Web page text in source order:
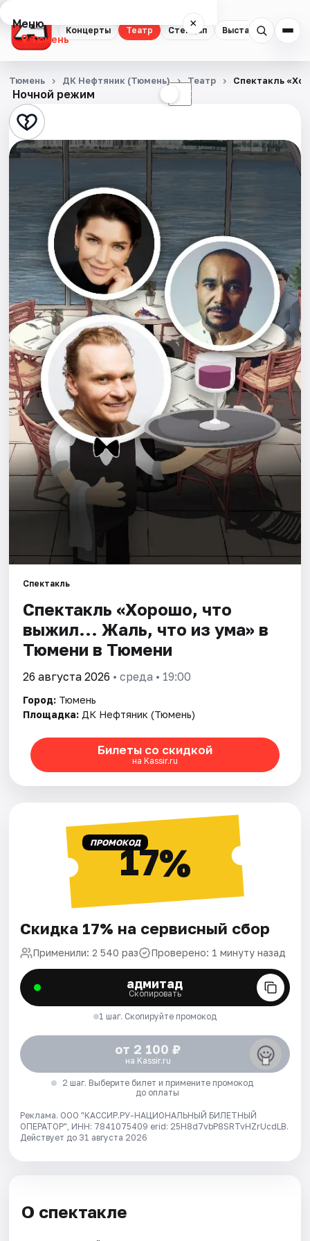
Концерты Театр Стендап Выставки
Меню ×
Тюмень
Концерты
Театр
Стендап
Квесты
Экскурсии
Спорт
События
Города
Площадки
Артисты
Рейтинги
Ночной режим ☾
Тюмень ДК Нефтяник (Тюмень) Театр Спектакль
Спектакль
Спектакль «Хорошо, что
выжил... Жаль, что из ума» в
Тюмени в Тюмени
26 августа 2026 • среда • 19:00
Город: Тюмень
Площадка: ДК Нефтяник (Тюмень)
Билеты со скидкой
на Kassir.ru
ПРОМОКОД17%
Скидка 17% на сервисный сбор
Применили: 2 540 раз Проверено: 1 минуту назад
адмитад
Скопировать
1 шаг. Скопируйте промокод
от 2 100 ₽
на Kassir.ru
2 шаг. Выберите билет и примените промокод
до оплаты
Реклама. ООО "КАССИР.РУ-НАЦИОНАЛЬНЫЙ БИЛЕТНЫЙ
ОПЕРАТОР", ИНН: 7841075409 erid: 25H8d7vbP8SRTvHZrUcdLB.
Действует до 31 августа 2026
О спектакле